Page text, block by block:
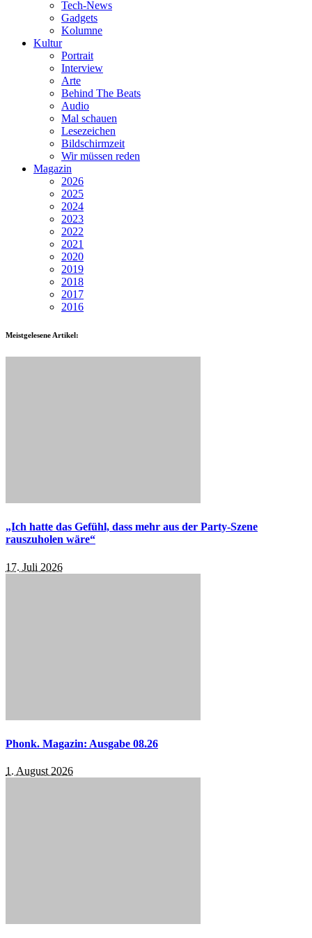
Tech-News
Gadgets
Kolumne
Kultur
Portrait
Interview
Arte
Behind The Beats
Audio
Mal schauen
Lesezeichen
Bildschirmzeit
Wir müssen reden
Magazin
2026
2025
2024
2023
2022
2021
2020
2019
2018
2017
2016
Meistgelesene Artikel:
„Ich hatte das Gefühl, dass mehr aus der Party-Szene
rauszuholen wäre“
17. Juli 2026
Phonk. Magazin: Ausgabe 08.26
1. August 2026